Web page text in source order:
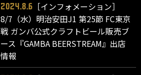
2024.8.6
［インフォメーション］
8/7（水）明治安田J1 第25節 FC東京
戦 ガンバ公式クラフトビール販売ブ
ース『GAMBA BEERSTREAM』出店
情報